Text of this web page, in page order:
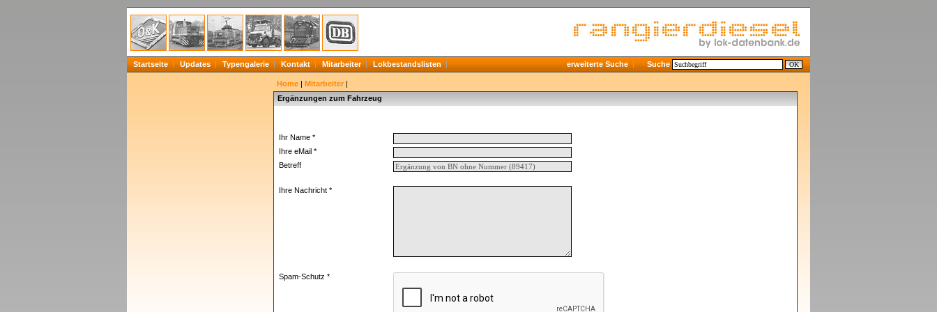
Startseite Updates Typengalerie Kontakt Mitarbeiter Lokbestandslisten erweiterte Suche Suche
Home | Mitarbeiter |
Ergänzungen zum Fahrzeug
Ihr Name *
Ihre eMail *
Betreff
Ihre Nachricht *
Spam-Schutz *